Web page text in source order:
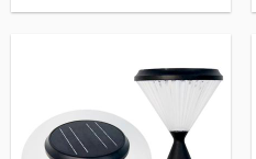
5 sao